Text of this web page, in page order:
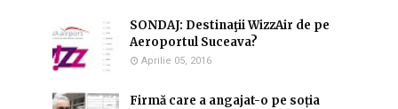
SONDAJ: Destinaţii WizzAir de pe
Aeroportul Suceava?
Aprilie 05, 2016
Firmă care a angajat-o pe soția